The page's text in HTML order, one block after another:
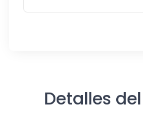
Detalles